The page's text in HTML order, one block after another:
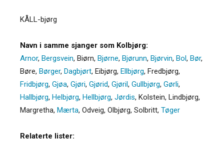
KÅLL-bjørg
Navn i samme sjanger som Kolbjørg:
Arnor, Bergsvein, Biørn, Bjørne, Bjørunn, Bjørvin, Bol, Bør,
Børe, Børger, Dagbjørt, Eibjørg, Ellbjørg, Fredbjørg,
Fridbjørg, Gjøa, Gjøri, Gjørid, Gjøril, Gullbjørg, Gørli,
Hallbjørg, Helbjørg, Hellbjørg, Jørdis, Kolstein, Lindbjørg,
Margretha, Mærta, Odveig, Olbjørg, Solbritt, Tøger
Relaterte lister: